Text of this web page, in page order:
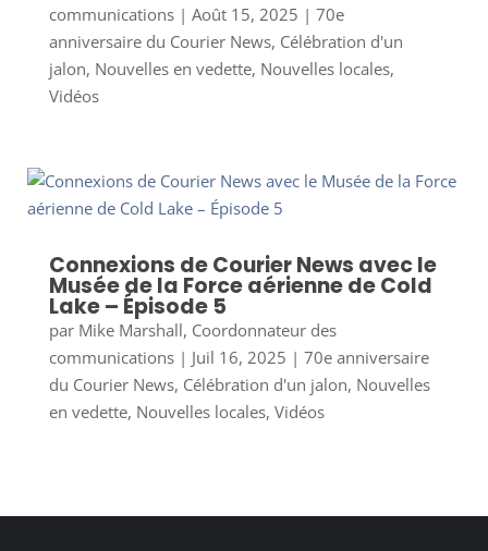
communications| Août 15, 2025 | 70e
anniversaire du Courier News, Célébration d'un
jalon, Nouvelles en vedette, Nouvelles locales,
Vidéos
Connexions de Courier News avec le
Musée de la Force aérienne de Cold
Lake – Épisode 5
par Mike Marshall, Coordonnateur des
communications| Juil 16, 2025 | 70e anniversaire
du Courier News, Célébration d'un jalon, Nouvelles
en vedette, Nouvelles locales, Vidéos